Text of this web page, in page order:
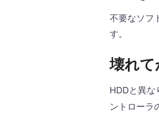
不要なソフ
す。
壊れ
HDDと異な
ントローラ